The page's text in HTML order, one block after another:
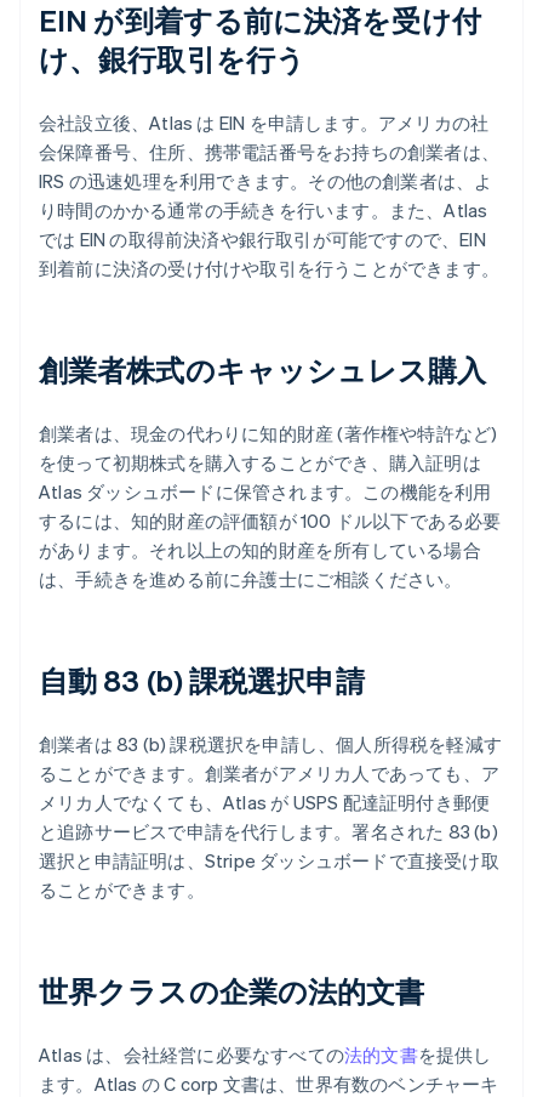
EIN が到着する前に決済を受け付
け、銀行取引を行う
会社設立後、Atlas は EIN を申請します。アメリカの社
会保障番号、住所、携帯電話番号をお持ちの創業者は、
IRS の迅速処理を利用できます。その他の創業者は、よ
り時間のかかる通常の手続きを行います。また、Atlas
では EIN の取得前決済や銀行取引が可能ですので、EIN
到着前に決済の受け付けや取引を行うことができます。
創業者株式のキャッシュレス購入
創業者は、現金の代わりに知的財産 (著作権や特許など)
を使って初期株式を購入することができ、購入証明は
Atlas ダッシュボードに保管されます。この機能を利用
するには、知的財産の評価額が 100 ドル以下である必要
があります。それ以上の知的財産を所有している場合
は、手続きを進める前に弁護士にご相談ください。
自動 83 (b) 課税選択申請
創業者は 83 (b) 課税選択を申請し、個人所得税を軽減す
ることができます。創業者がアメリカ人であっても、ア
メリカ人でなくても、Atlas が USPS 配達証明付き郵便
と追跡サービスで申請を代行します。署名された 83 (b)
選択と申請証明は、Stripe ダッシュボードで直接受け取
ることができます。
世界クラスの企業の法的文書
Atlas は、会社経営に必要なすべての法的文書を提供し
ます。Atlas の C corp 文書は、世界有数のベンチャーキ